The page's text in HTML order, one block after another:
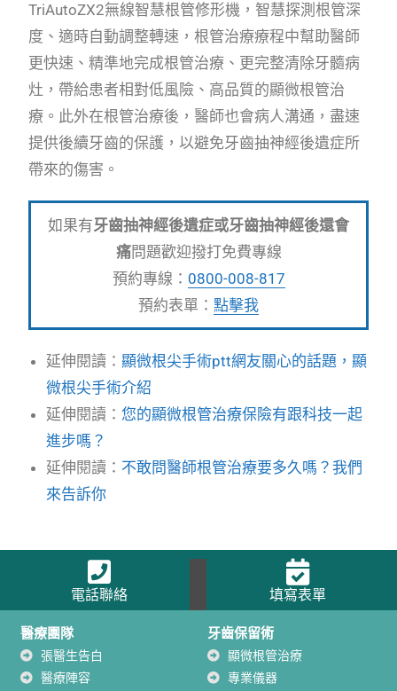
TriAutoZX2無線智慧根管修形機，智慧探測根管深
度、適時自動調整轉速，根管治療療程中幫助醫師
更快速、精準地完成根管治療、更完整清除牙髓病
灶，帶給患者相對低風險、高品質的顯微根管治
療。此外在根管治療後，醫師也會病人溝通，盡速
提供後續牙齒的保護，以避免牙齒抽神經後遺症所
帶來的傷害。
如果有牙齒抽神經後遺症或牙齒抽神經後還會
痛問題歡迎撥打免費專線
預約專線： 0800-008-817
預約表單： 點擊我
延伸閱讀： 顯微根尖手術ptt網友關心的話題，顯
微根尖手術介紹
延伸閱讀：您的顯微根管治療保險有跟科技一起
進步嗎？
延伸閱讀： 不敢問醫師根管治療要多久嗎？我們
來告訴你
電話聯絡 填寫表單
醫療團隊
張醫生告白
醫療陣容
牙齒保留術
顯微根管治療
專業儀器